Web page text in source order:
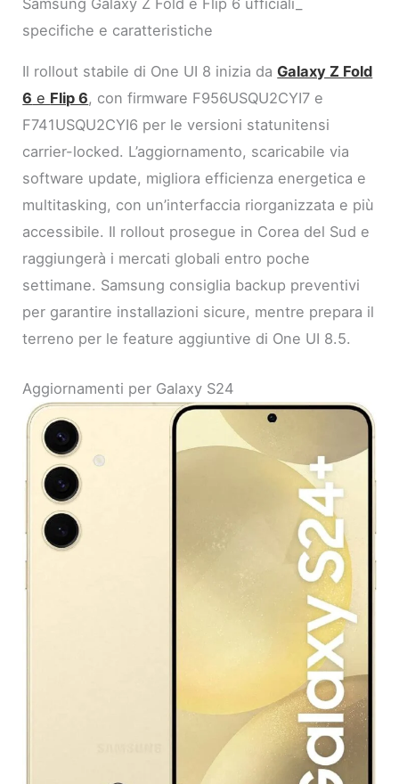
specifiche e caratteristiche
Il rollout stabile di One UI 8 inizia daGalaxy Z Fold
6 e Flip 6, con firmware F956USQU2CYI7 e
F741USQU2CYI6 per le versioni statunitensi
carrier-locked. L’aggiornamento, scaricabile via
software update, migliora efficienza energetica e
multitasking, con un’interfaccia riorganizzata e più
accessibile. Il rollout prosegue in Corea del Sud e
raggiungerà i mercati globali entro poche
settimane. Samsung consiglia backup preventivi
per garantire installazioni sicure, mentre prepara il
terreno per le feature aggiuntive di One UI 8.5.
Aggiornamenti per Galaxy S24